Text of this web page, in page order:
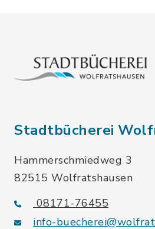
Stadtbücherei
Hammerschmiedweg 3
82515 Wolfratshausen
08171-76455
info-